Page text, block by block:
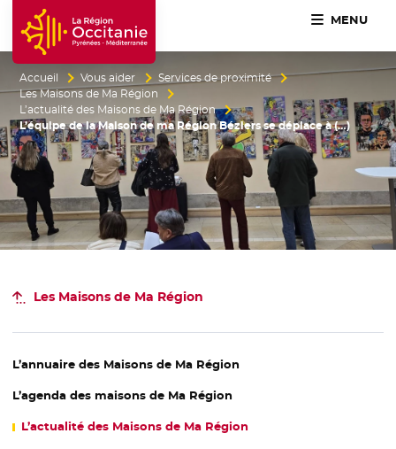
Accueil Région Occitanie / Pyrénées-Méditerranée
MENU
Accueil Vous aider
Services de proximité
Les Maisons de Ma Région
L’actualité des Maisons de Ma Région
L’équipe de la Maison de ma Région Béziers se déplace à (…)
Les Maisons de Ma Région
L’annuaire des Maisons de Ma Région
L’agenda des maisons de Ma Région
L’actualité des Maisons de Ma Région